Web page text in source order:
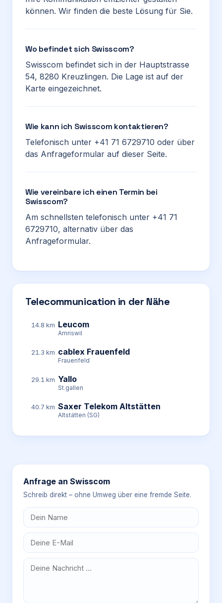
können. Wir finden die beste Lösung für Sie.
Wo befindet sich Swisscom?
Swisscom befindet sich in der Hauptstrasse
54, 8280 Kreuzlingen. Die Lage ist auf der
Karte eingezeichnet.
Wie kann ich Swisscom kontaktieren?
Telefonisch unter +41 71 6729710 oder über
das Anfrageformular auf dieser Seite.
Wie vereinbare ich einen Termin bei
Swisscom?
Am schnellsten telefonisch unter +41 71
6729710, alternativ über das
Anfrageformular.
Telecommunication in der Nähe
14.8 km Leucom
Amriswil
21.3 km cablex Frauenfeld
Frauenfeld
29.1 km Yallo
St.gallen
40.7 km Saxer Telekom Altstätten
Altstätten (SG)
Anfrage an Swisscom
Schreib direkt – ohne Umweg über eine fremde Seite.